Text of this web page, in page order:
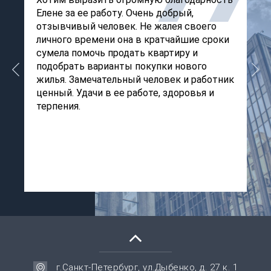
Елене за ее работу. Очень добрый,
отзывчивый человек. Не жалея своего
личного времени она в кратчайшие сроки
сумела помочь продать квартиру и
подобрать варианты покупки нового
жилья. Замечательный человек и работник
ценный. Удачи в ее работе, здоровья и
терпения.
г.Санкт-Петербург, ул.Дыбенко, д. 27 к. 1